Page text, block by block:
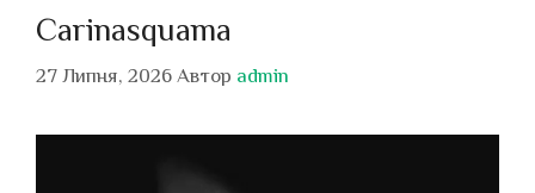
Carinasquama
27 Липня, 2026 Автор admin